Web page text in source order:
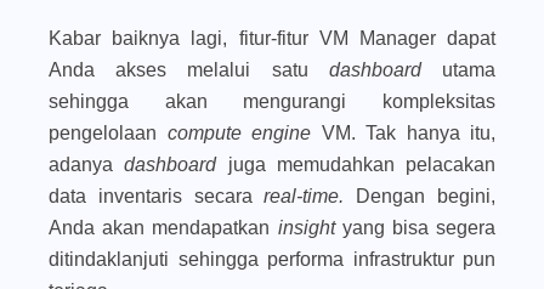
Kabar baiknya lagi, fitur-fitur VM Manager dapat
Anda akses melalui satu dashboard utama
sehingga akan mengurangi kompleksitas
pengelolaan compute engine VM. Tak hanya itu,
adanyadashboard juga memudahkan pelacakan
data inventaris secarareal-time.
Dengan begini,
Anda akan mendapatkan insight yang bisa segera
ditindaklanjuti sehingga performa infrastruktur pun